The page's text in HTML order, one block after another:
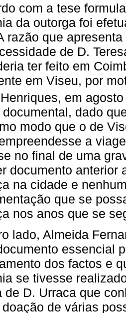
com a tese
da outorga foi
razão que
de D.
ter feito em
em Viseu, por
em
documental, dado
modo que o de
a
no final de uma
documento anterior
na cidade e
que se
nos anos que se
lado, Almeida
essencial
dos factos e
se tivesse
de D. Urraca que
de várias